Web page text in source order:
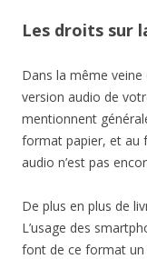
Les droits sur
Dans la même veine
version audio de
mentionnent
format papier, et au
audio n’est pas
De plus en plus de
L’usage des
font de ce format